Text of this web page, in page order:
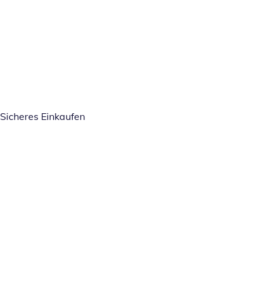
Sicheres Einkaufen